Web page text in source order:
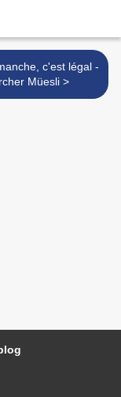
c'est légal -
Bircher Müesli >